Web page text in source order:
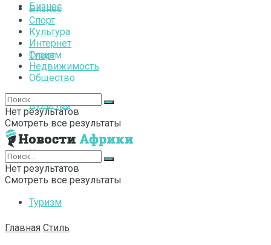
Бизнес
Спорт
Культура
Интернет
Туризм
Бизнес
Спорт
Культура
Интернет
Туризм
Недвижимость
Общество
Нет результатов
Смотреть все результаты
Нет результатов
Смотреть все результаты
Главная Стиль